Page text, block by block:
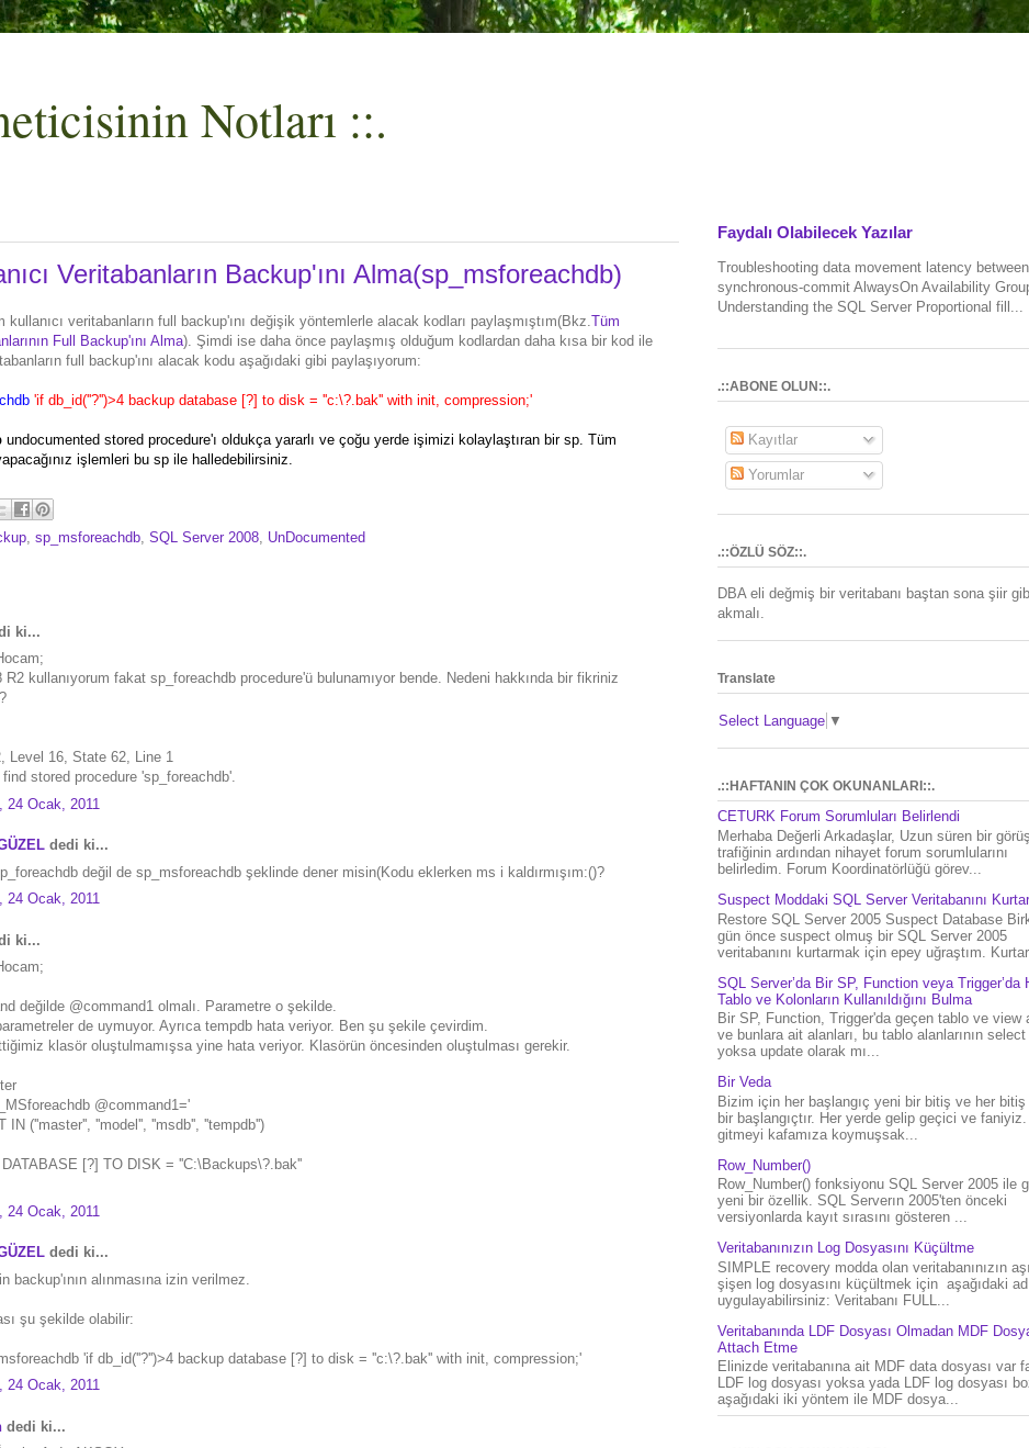
Notları ::.
Veritabanların Backup'ını Alma(sp_msforeachdb)
kullanıcı veritabanların full backup'ını değişik yöntemlerle alacak kodları paylaşmıştım(Bkz. Tüm
Full Backup'ını Alma). Şimdi ise daha önce paylaşmış olduğum kodlardan daha kısa bir kod ile
full backup'ını alacak kodu aşağıdaki gibi paylaşıyorum:
'if db_id(''?'')>4 backup database [?] to disk = ''c:\?.bak'' with init, compression;'
undocumented stored procedure'ı oldukça yararlı ve çoğu yerde işimizi kolaylaştıran bir sp. Tüm
işlemleri bu sp ile halledebilirsiniz.
sp_msforeachdb SQL Server 2008 UnDocumented
ki...
R2 kullanıyorum fakat sp_foreachdb procedure'ü bulunamıyor bende. Nedeni hakkında bir fikriniz
Level 16, State 62, Line 1
stored procedure 'sp_foreachdb'.
24 Ocak, 2011
dedi ki...
değil de sp_msforeachdb şeklinde dener misin(Kodu eklerken ms i kaldırmışım:()?
24 Ocak, 2011
ki...
değilde @command1 olmalı. Parametre o şekilde.
de uymuyor. Ayrıca tempdb hata veriyor. Ben şu şekile çevirdim.
klasör oluştulmamışsa yine hata veriyor. Klasörün öncesinden oluştulması gerekir.
@command1='
IN (''master'', ''model'', ''msdb'', ''tempdb'')
DATABASE [?] TO DISK = ''C:\Backups\?.bak''
24 Ocak, 2011
dedi ki...
backup'ının alınmasına izin verilmez.
şu şekilde olabilir:
'if db_id(''?'')>4 backup database [?] to disk = ''c:\?.bak'' with init, compression;'
24 Ocak, 2011
dedi ki...
Faydalı Olabilecek Yazılar
Troubleshooting data movement latency between
synchronous-commit AlwaysOn Availability
Understanding the SQL Server Proportional fill...
.::ABONE OLUN::.
Kayıtlar
Yorumlar
.::ÖZLÜ SÖZ::.
DBA eli değmiş bir veritabanı baştan sona şiir
akmalı.
Translate
Select Language ▼
.::HAFTANIN ÇOK OKUNANLARI::.
CETURK Forum Sorumluları Belirlendi
Merhaba Değerli Arkadaşlar, Uzun süren bir
trafiğinin ardından nihayet forum sorumlularını
belirledim. Forum Koordinatörlüğü görev...
Suspect Moddaki SQL Server Veritabanını
Restore SQL Server 2005 Suspect Database
gün önce suspect olmuş bir SQL Server 2005
veritabanını kurtarmak için epey uğraştım.
SQL Server’da Bir SP, Function veya Trigger’da
Tablo ve Kolonların Kullanıldığını Bulma
Bir SP, Function, Trigger'da geçen tablo ve view
ve bunlara ait alanları, bu tablo alanlarının
yoksa update olarak mı...
Bir Veda
Bizim için her başlangıç yeni bir bitiş ve her
bir başlangıçtır. Her yerde gelip geçici ve
gitmeyi kafamıza koymuşsak...
Row_Number()
Row_Number() fonksiyonu SQL Server 2005 ile
yeni bir özellik. SQL Serverın 2005'ten önceki
versiyonlarda kayıt sırasını gösteren ...
Veritabanınızın Log Dosyasını Küçültme
SIMPLE recovery modda olan veritabanınızın
şişen log dosyasını küçültmek için aşağıdaki
uygulayabilirsiniz: Veritabanı FULL...
Veritabanında LDF Dosyası Olmadan MDF
Attach Etme
Elinizde veritabanına ait MDF data dosyası var
LDF log dosyası yoksa yada LDF log dosyası
aşağıdaki iki yöntem ile MDF dosya...